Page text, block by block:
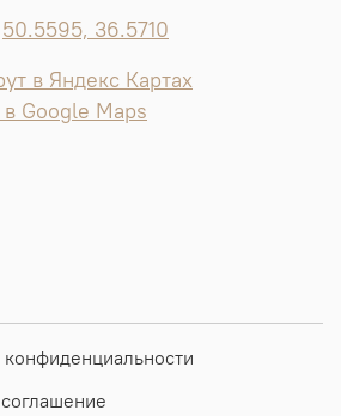
50.5595, 36.5710
в Яндекс Картах
Google Maps